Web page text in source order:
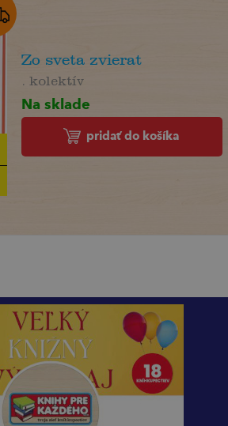
Zo sveta zvierat
. kolektív
Na sklade
pridať do košíka